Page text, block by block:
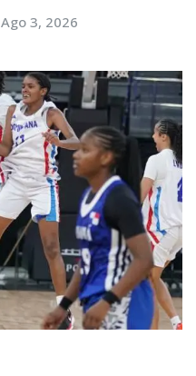
Ago 3, 2026